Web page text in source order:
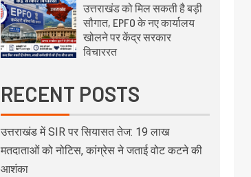
उत्तराखंड को मिल सकती है बड़ी
सौगात, EPFO के नए कार्यालय
खोलने पर केंद्र सरकार
विचाररत
RECENT POSTS
उत्तराखंड में SIR पर सियासत तेज: 19 लाख
मतदाताओं को नोटिस, कांग्रेस ने जताई वोट कटने की
आशंका